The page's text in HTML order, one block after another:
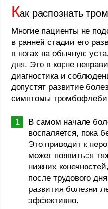
Как распознать
Многие пациенты не
в ранней стадии его
в ногах на обычную
дня. Это в корне
диагностика и
допустят развитие
симптомы
В самом начале
воспаляется, пока
Это приводит к
может появиться
нижних
после трудового
развития болезни
эффективно.